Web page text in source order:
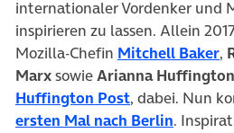
internationaler Vordenker und
inspirieren zu lassen. Allein
Mozilla-Chefin Mitchell Baker,
MarxsowieArianna Huffington
Huffington Post, dabei. Nun
ersten Mal nach Berlin(öffnet
.